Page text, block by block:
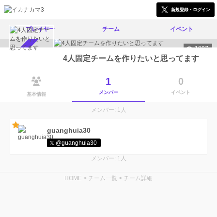
新規登録・ログイン
プレイヤー チーム イベント
メンバー募集中 1097
4人固定チームを作りたいと思ってます
基本情報
1
メンバー
0
イベント
メンバー: 1人
guanghuia30
@guanghuia30
メンバー: 1人
HOME > チーム一覧 > チーム詳細